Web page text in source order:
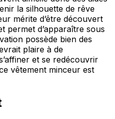
la silhouette de rêve
mérite d’être découvert
permet d’apparaître sous
possède bien des
plaire à de
et se redécouvrir
vêtement minceur est